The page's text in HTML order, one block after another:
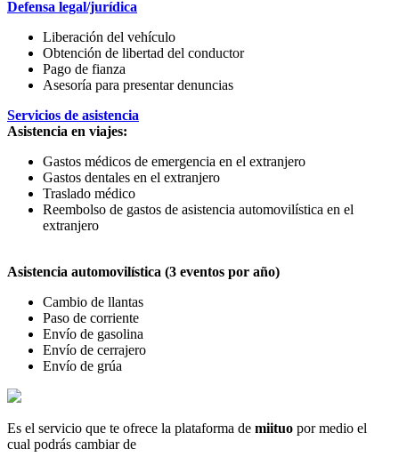
Defensa legal/jurídica
Liberación del vehículo
Obtención de libertad del conductor
Pago de fianza
Asesoría para presentar denuncias
Servicios de asistencia
Asistencia en viajes:
Gastos médicos de emergencia en el extranjero
Gastos dentales en el extranjero
Traslado médico
Reembolso de gastos de asistencia automovilística en el
extranjero
Asistencia automovilística (3 eventos por año)
Cambio de llantas
Paso de corriente
Envío de gasolina
Envío de cerrajero
Envío de grúa
Es el servicio que te ofrece la plataforma de miituo por medio el
cual podrás cambiar de